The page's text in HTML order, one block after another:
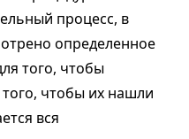
процесс, в
определенное
того, чтобы
чтобы их нашли
вся